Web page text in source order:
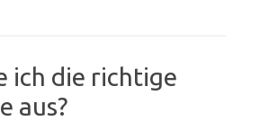
ich die richtige
aus?